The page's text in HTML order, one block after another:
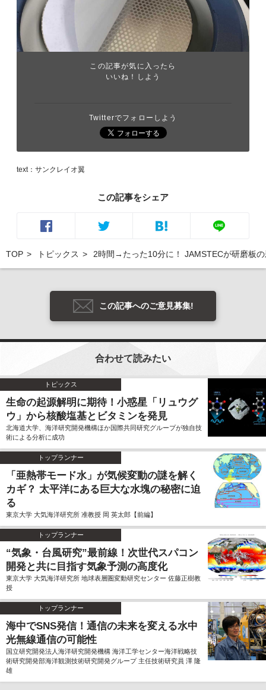
この記事が気に入ったら
いいね！しよう
Twitterでフォローしよう
text：サンクレイオ翼
この記事をシェア
TOP トピックス 2時間→たった10分に！ JAMSTECが研磨板
この記事へのご意見募集!
合わせて読みたい
トピックス
生命の起源解明に期待！小惑星「リュウグ
ウ」から核酸塩基とビタミンを発見
北海道大学、海洋研究開発機構ほか国際共同研究グループが独自技
術による分析に成功
トップランナー
「亜熱帯モード水」が気候変動の謎を解く
カギ？ 太平洋にある巨大な水塊の秘密に迫
る
東京大学 大気海洋研究所 准教授 岡 英太郎【前編】
トップランナー
“気象・台風研究”最前線！次世代スパコン
開発と共に目指す気象予測の高度化
東京大学 大気海洋研究所 地球表層圏変動研究センター 佐藤正樹教
授
トップランナー
海中でSNS発信！通信の未来を変える水中
光無線通信の可能性
国立研究開発法人海洋研究開発機構 海洋工学センター海洋戦略技
術研究開発部海洋観測技術研究開発グループ 主任技術研究員 澤 隆
雄